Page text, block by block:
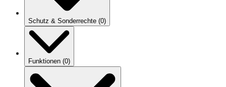
Schutz & Sonderrechte (0)
Funktionen (0)